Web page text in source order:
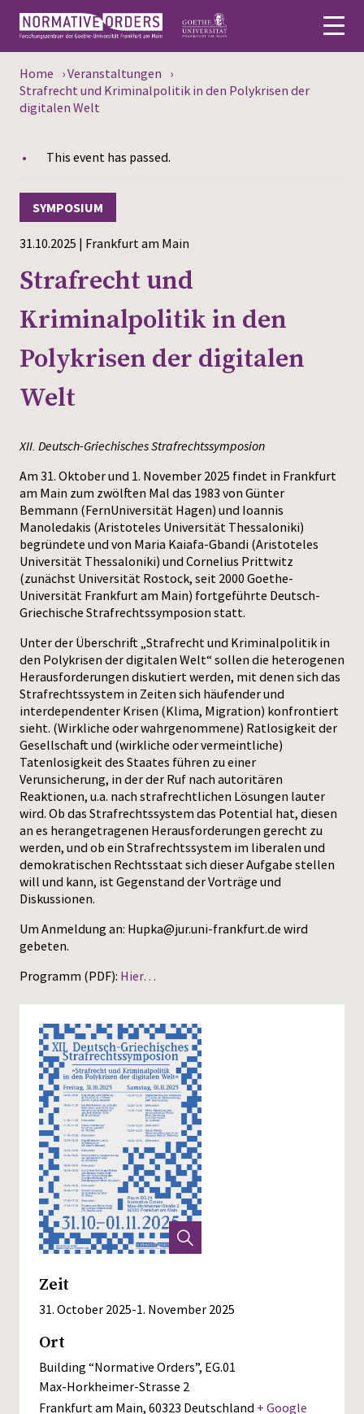
Deutsch
News
Persons
Research
Events
Publications
Media
Press
Home ›Veranstaltungen ›
Strafrecht und Kriminalpolitik in den Polykrisen der
digitalen Welt
This event has passed.
31.10.2025 | Frankfurt am Main
SYMPOSIUM
Strafrecht und
Kriminalpolitik in den
Polykrisen der digitalen
Welt
XII. Deutsch-Griechisches Strafrechtssymposion
Am 31. Oktober und 1. November 2025 findet in Frankfurt
am Main zum zwölften Mal das 1983 von Günter
Bemmann (FernUniversität Hagen) und Ioannis
Manoledakis (Aristoteles Universität Thessaloniki)
begründete und von Maria Kaiafa-Gbandi (Aristoteles
Universität Thessaloniki) und Cornelius Prittwitz
(zunächst Universität Rostock, seit 2000 Goethe-
Universität Frankfurt am Main) fortgeführte Deutsch-
Griechische Strafrechtssymposion statt.
Unter der Überschrift „Strafrecht und Kriminalpolitik in
den Polykrisen der digitalen Welt“ sollen die heterogenen
Herausforderungen diskutiert werden, mit denen sich das
Strafrechtssystem in Zeiten sich häufender und
interdependenter Krisen (Klima, Migration) konfrontiert
sieht. (Wirkliche oder wahrgenommene) Ratlosigkeit der
Gesellschaft und (wirkliche oder vermeintliche)
Tatenlosigkeit des Staates führen zu einer
Verunsicherung, in der der Ruf nach autoritären
Reaktionen, u.a. nach strafrechtlichen Lösungen lauter
wird. Ob das Strafrechtssystem das Potential hat, diesen
an es herangetragenen Herausforderungen gerecht zu
werden, und ob ein Strafrechtssystem im liberalen und
demokratischen Rechtsstaat sich dieser Aufgabe stellen
will und kann, ist Gegenstand der Vorträge und
Diskussionen.
Um Anmeldung an: Hupka@jur.uni-frankfurt.de wird
gebeten.
Programm (PDF): Hier…
Zeit
31. October 2025-1. November 2025
Ort
Building “Normative Orders”, EG.01
Max-Horkheimer-Strasse 2
Frankfurt am Main, 60323 Deutschland + Google